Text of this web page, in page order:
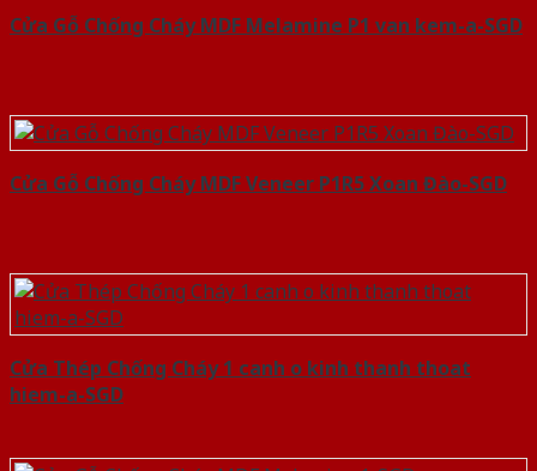
Cửa Gỗ Chống Cháy MDF Melamine P1 van kem-a-SGD
Cửa Gỗ Chống Cháy MDF Veneer P1R5 Xoan Đào-SGD
Cửa Thép Chống Cháy 1 canh o kinh thanh thoat
hiem-a-SGD